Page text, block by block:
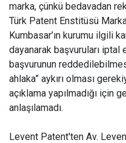
marka, çünkü bedavadan
Türk Patent Enstitüsü
Kumbasar’ın kurumu ilgili
dayanarak başvuruları
başvurunun
ahlaka” aykırı olması
açıklama yapılmadığı için
anlaşılamadı.
Levent Patent'ten Av.